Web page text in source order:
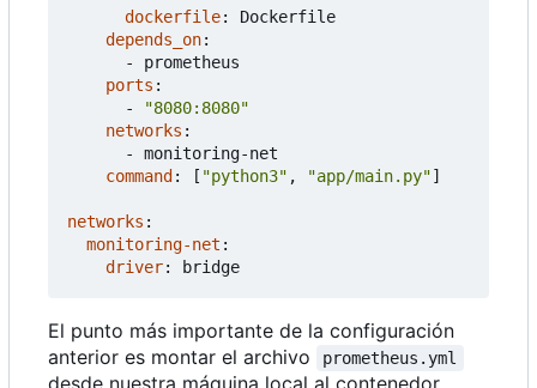
dockerfile:
Dockerfile
depends_on:
- prometheus
ports :
-
"8080:8080"
networks :
- monitoring-net
command : [ "python3" , "app/main.py"]
networks :
monitoring-net :
driver: bridge
El punto más importante de la configuración
anterior es montar el archivo
prometheus.yml